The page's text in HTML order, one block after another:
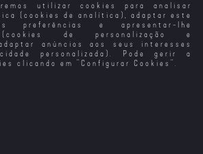
utilizar cookies para analisar
(cookies de analítica), adaptar este
preferências e apresentar-lhe
(cookies de personalização e
anúncios aos seus interesses
personalizada). Pode gerir a
clicando em " Configurar Cookies ".
(1982)
Viver Em Grande
(VP)